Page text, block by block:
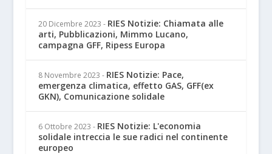
20 Dicembre 2023 - RIES Notizie: Chiamata alle
arti, Pubblicazioni, Mimmo Lucano,
campagna GFF, Ripess Europa
8 Novembre 2023 - RIES Notizie: Pace,
emergenza climatica, effetto GAS, GFF(ex
GKN), Comunicazione solidale
6 Ottobre 2023 - RIES Notizie: L'economia
solidale intreccia le sue radici nel continente
europeo